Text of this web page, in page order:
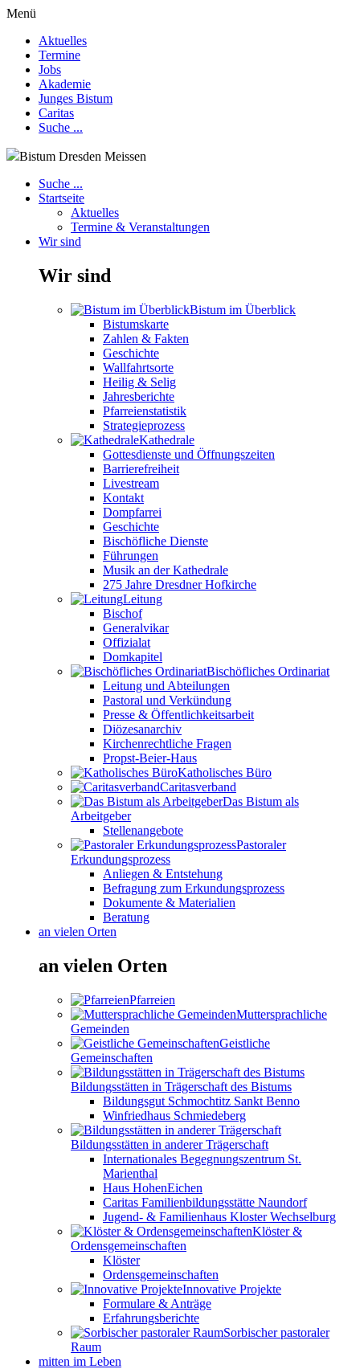
Menü
Aktuelles
Termine
Jobs
Akademie
Junges Bistum
Caritas
Suche ...
Bistum Dresden Meissen
Suche ...
Startseite
Aktuelles
Termine & Veranstaltungen
Wir sind
Wir sind
Bistum im Überblick
Bistumskarte
Zahlen & Fakten
Geschichte
Wallfahrtsorte
Heilig & Selig
Jahresberichte
Pfarreienstatistik
Strategieprozess
Kathedrale
Gottesdienste und Öffnungszeiten
Barrierefreiheit
Livestream
Kontakt
Dompfarrei
Geschichte
Bischöfliche Dienste
Führungen
Musik an der Kathedrale
275 Jahre Dresdner Hofkirche
Leitung
Bischof
Generalvikar
Offizialat
Domkapitel
Bischöfliches Ordinariat
Leitung und Abteilungen
Pastoral und Verkündung
Presse & Öffentlichkeitsarbeit
Diözesanarchiv
Kirchenrechtliche Fragen
Propst-Beier-Haus
Katholisches Büro
Caritasverband
Das Bistum als
Arbeitgeber
Stellenangebote
Pastoraler
Erkundungsprozess
Anliegen & Entstehung
Befragung zum Erkundungsprozess
Dokumente & Materialien
Beratung
an vielen Orten
an vielen Orten
Pfarreien
Muttersprachliche
Gemeinden
Geistliche
Gemeinschaften
Bildungsstätten in Trägerschaft des Bistums
Bildungsgut Schmochtitz Sankt Benno
Winfriedhaus Schmiedeberg
Bildungsstätten in anderer Trägerschaft
Internationales Begegnungszentrum St.
Marienthal
Haus HohenEichen
Caritas Familienbildungsstätte Naundorf
Jugend- & Familienhaus Kloster Wechselburg
Klöster &
Ordensgemeinschaften
Klöster
Ordensgemeinschaften
Innovative Projekte
Formulare & Anträge
Erfahrungsberichte
Sorbischer pastoraler
Raum
mitten im Leben